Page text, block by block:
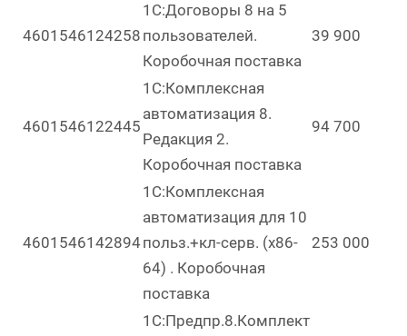
4601546124258
1С:Договоры 8 на 5
пользователей.
Коробочная поставка
39 900
4601546122445
1С:Комплексная
автоматизация 8.
Редакция 2.
Коробочная поставка
94 700
4601546142894
1С:Комплексная
автоматизация для 10
польз.+кл-серв. (x86-
64) . Коробочная
поставка
253 000
1С:Предпр.8.Комплект